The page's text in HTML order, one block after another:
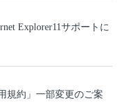
Explorer11サポートに
規約」一部変更のご案